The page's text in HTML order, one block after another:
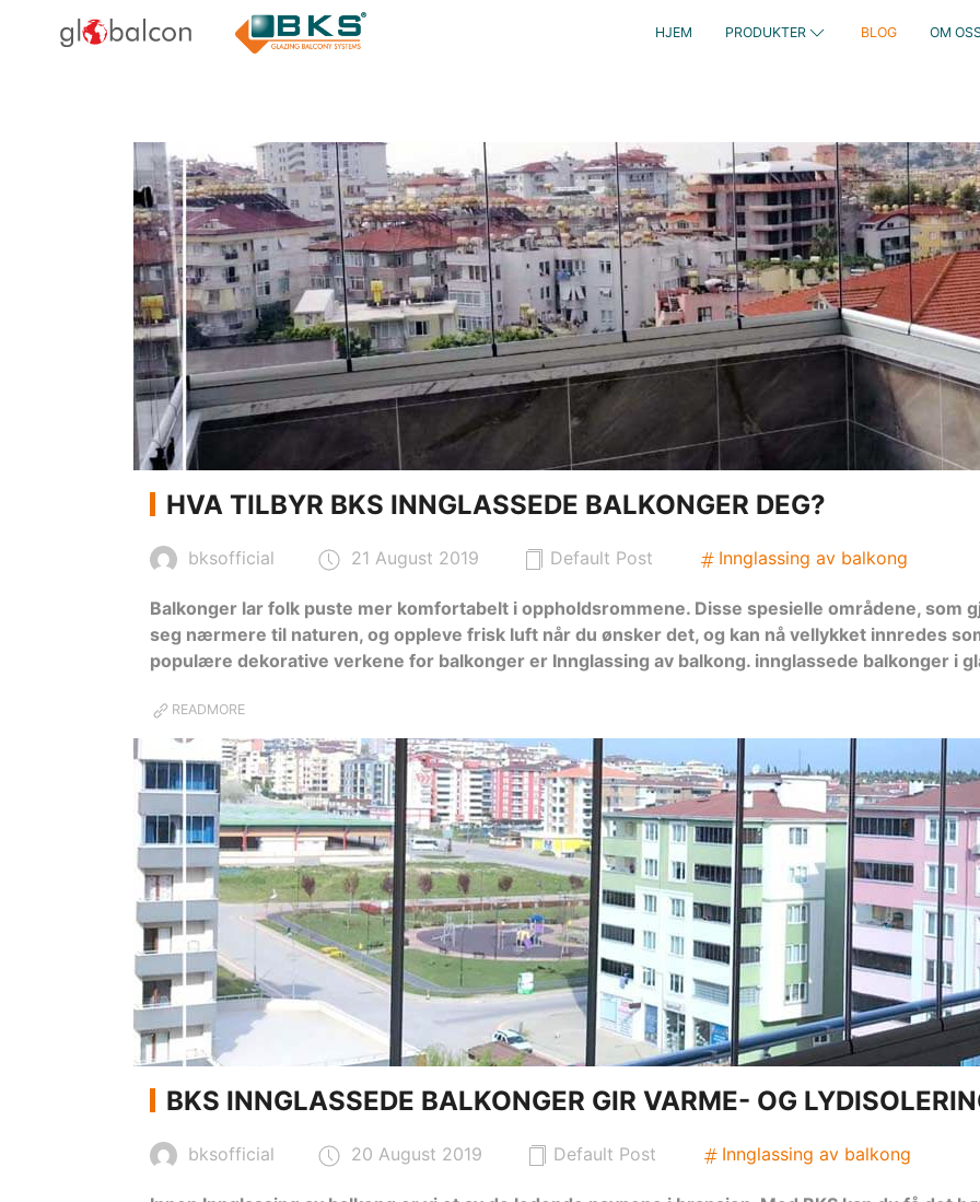
HJEM PRODUKTER BLOG OM
HVA TILBYR BKS INNGLASSEDE BALKONGER DEG?
bksofficial 21 August 2019 Default Post Innglassing av balkong
Balkonger lar folk puste mer komfortabelt i oppholdsrommene. Disse spesielle områdene, som
seg nærmere til naturen, og oppleve frisk luft når du ønsker det, og kan nå vellykket innredes
populære dekorative verkene for balkonger er Innglassing av balkong. innglassede balkonger i
READMORE
BKS INNGLASSEDE BALKONGER GIR VARME- OG
bksofficial 20 August 2019 Default Post Innglassing av balkong